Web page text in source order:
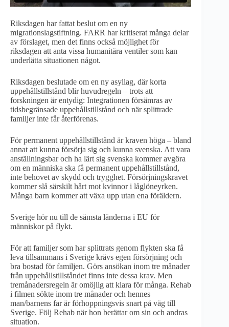
Riksdagen har fattat beslut om en ny
migrationslagstiftning. FARR har kritiserat många delar
av förslaget, men det finns också möjlighet för
riksdagen att anta vissa humanitära ventiler som kan
underlätta situationen något.
Riksdagen beslutade om en ny asyllag, där korta
uppehållstillstånd blir huvudregeln – trots att
forskningen är entydig: Integrationen försämras av
tidsbegränsade uppehållstillstånd och när splittrade
familjer inte får återförenas.
För permanent uppehållstillstånd är kraven höga – bland
annat att kunna försörja sig och kunna svenska. Att vara
anställningsbar och ha lärt sig svenska kommer avgöra
om en människa ska få permanent uppehållstillstånd,
inte behovet av skydd och trygghet. Försörjningskravet
kommer slå särskilt hårt mot kvinnor i låglöneyrken.
Många barn kommer att växa upp utan ena föräldern.
Sverige hör nu till de sämsta länderna i EU för
människor på flykt.
För att familjer som har splittrats genom flykten ska få
leva tillsammans i Sverige krävs egen försörjning och
bra bostad för familjen. Görs ansökan inom tre månader
från uppehållstillståndet finns inte dessa krav. Men
tremånadersregeln är omöjlig att klara för många. Rehab
i filmen sökte inom tre månader och hennes
man/barnens far är förhoppningsvis snart på väg till
Sverige. Följ Rehab när hon berättar om sin och andras
situation.